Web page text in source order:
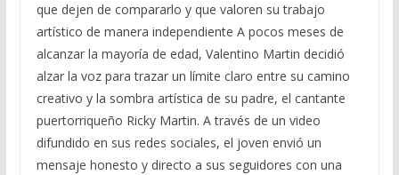
que dejen de compararlo y que valoren su trabajo
artístico de manera independiente A pocos meses de
alcanzar la mayoría de edad, Valentino Martin decidió
alzar la voz para trazar un límite claro entre su camino
creativo y la sombra artística de su padre, el cantante
puertorriqueño Ricky Martin. A través de un video
difundido en sus redes sociales, el joven envió un
mensaje honesto y directo a sus seguidores con una